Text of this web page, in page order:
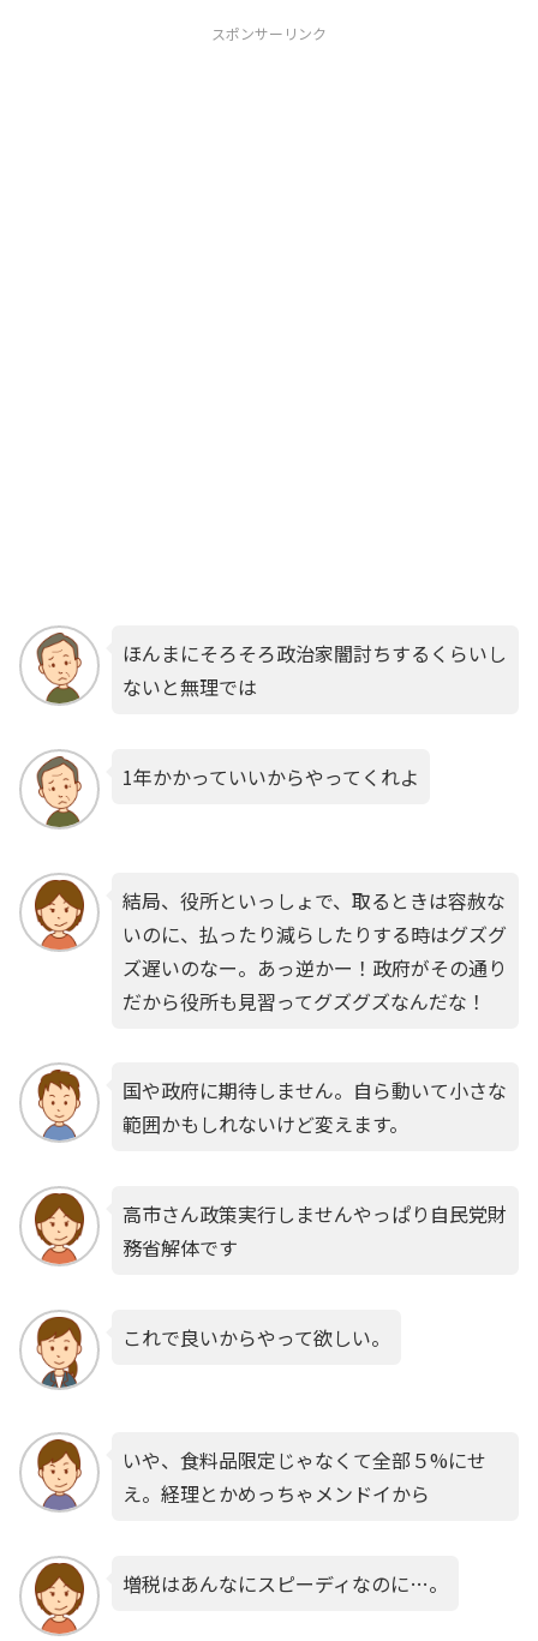
スポンサーリンク
ほんまにそろそろ政治家闇討ちするくらいし
ないと無理では
1年かかっていいからやってくれよ
結局、役所といっしょで、取るときは容赦な
いのに、払ったり減らしたりする時はグズグ
ズ遅いのなー。あっ逆かー！政府がその通り
だから役所も見習ってグズグズなんだな！
国や政府に期待しません。自ら動いて小さな
範囲かもしれないけど変えます。
高市さん政策実行しませんやっぱり自民党財
務省解体です
これで良いからやって欲しい。
いや、食料品限定じゃなくて全部５%にせ
え。経理とかめっちゃメンドイから
増税はあんなにスピーディなのに…。